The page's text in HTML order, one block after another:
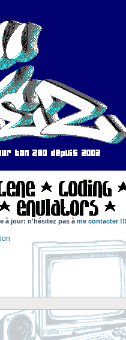
à jour: n'hésitez pas à me contacter !!!